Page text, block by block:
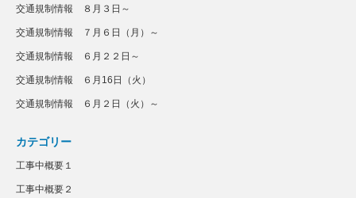
交通規制情報 ８月３日～
交通規制情報 ７月６日（月）～
交通規制情報 ６月２２日～
交通規制情報 ６月16日（火）
交通規制情報 ６月２日（火）～
カテゴリー
工事中概要１
工事中概要２